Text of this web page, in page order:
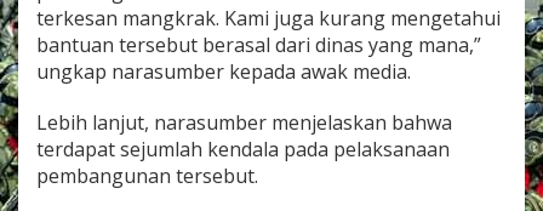
terkesan mangkrak. Kami juga kurang mengetahui
bantuan tersebut berasal dari dinas yang mana,”
ungkap narasumber kepada awak media.
Lebih lanjut, narasumber menjelaskan bahwa
terdapat sejumlah kendala pada pelaksanaan
pembangunan tersebut.